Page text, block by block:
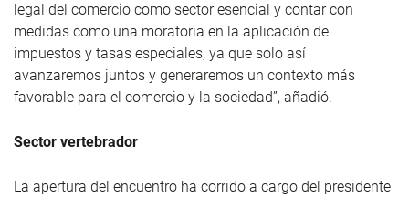
legal del comercio como sector esencial y contar con
medidas como una moratoria en la aplicación de
impuestos y tasas especiales, ya que solo así
avanzaremos juntos y generaremos un contexto más
favorable para el comercio y la sociedad”, añadió.
Sector vertebrador
La apertura del encuentro ha corrido a cargo del presidente